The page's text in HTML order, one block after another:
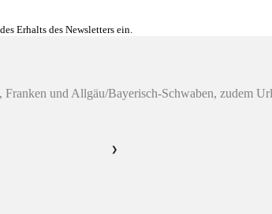
Erhalts des Newsletters ein.
und Allgäu/Bayerisch-Schwaben, zudem
❯